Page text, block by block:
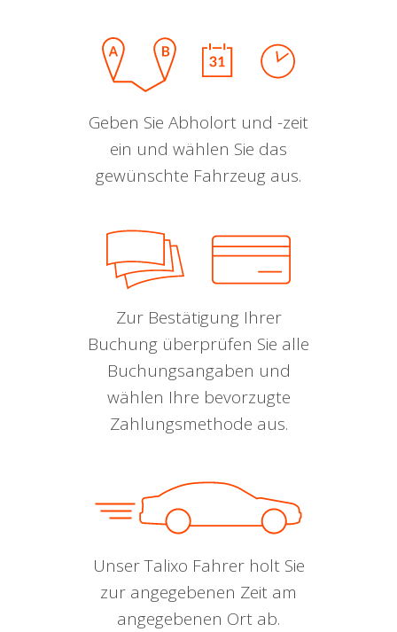
Geben Sie Abholort und -zeit
ein und wählen Sie das
gewünschte Fahrzeug aus.
Zur Bestätigung Ihrer
Buchung überprüfen Sie alle
Buchungsangaben und
wählen Ihre bevorzugte
Zahlungsmethode aus.
Unser Talixo Fahrer holt Sie
zur angegebenen Zeit am
angegebenen Ort ab.